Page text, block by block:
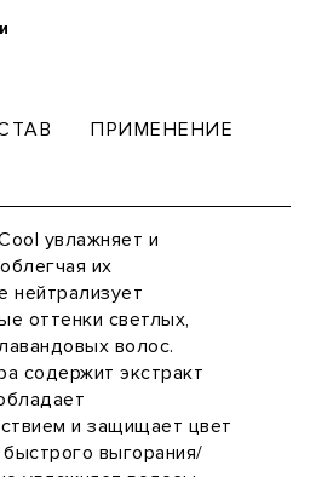
ПРИМЕНЕНИЕ
увлажняет и
их
нейтрализует
оттенки светлых,
волос.
содержит экстракт
и защищает цвет
выгорания/